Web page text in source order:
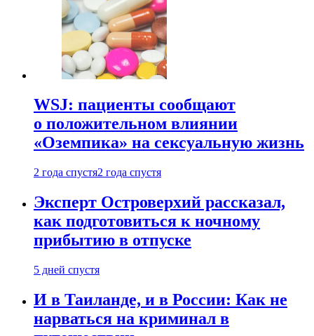
WSJ: пациенты сообщают
о положительном влиянии
«Оземпика» на сексуальную жизнь
2 года спустя2 года спустя
Эксперт Островерхий рассказал,
как подготовиться к ночному
прибытию в отпуске
5 дней спустя
И в Таиланде, и в России: Как не
нарваться на криминал в